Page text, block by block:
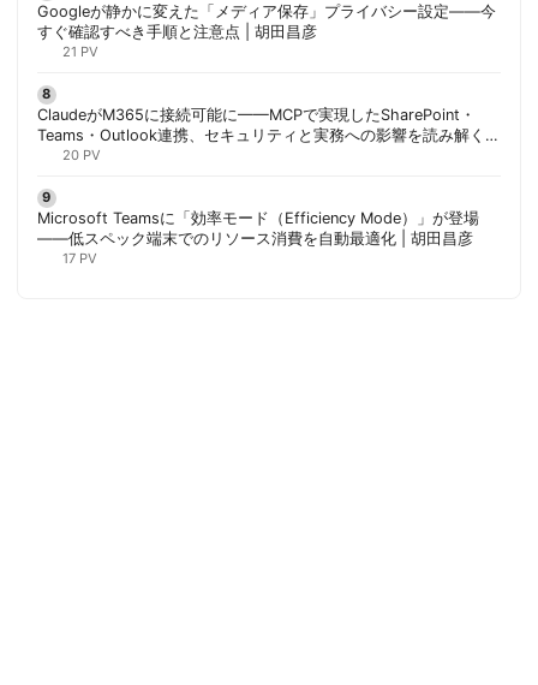
Googleが静かに変えた「メディア保存」プライバシー設定——今
すぐ確認すべき手順と注意点 | 胡田昌彦
21 PV
ClaudeがM365に接続可能に——MCPで実現したSharePoint・
Teams・Outlook連携、セキュリティと実務への影響を読み解く |
胡田昌彦
20 PV
Microsoft Teamsに「効率モード（Efficiency Mode）」が登場
——低スペック端末でのリソース消費を自動最適化 | 胡田昌彦
17 PV